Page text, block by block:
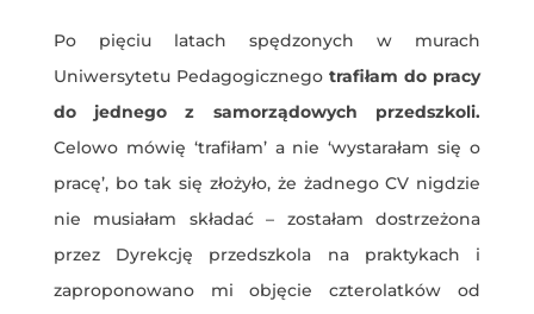
Po pięciu latach spędzonych w murach
Uniwersytetu Pedagogicznego trafiłam do pracy
do jednego z samorządowych przedszkoli.
Celowo mówię ‘trafiłam’ a nie ‘wystarałam się o
pracę’, bo tak się złożyło, że żadnego CV nigdzie
nie musiałam składać – zostałam dostrzeżona
przez Dyrekcję przedszkola na praktykach i
zaproponowano mi objęcie czterolatków od